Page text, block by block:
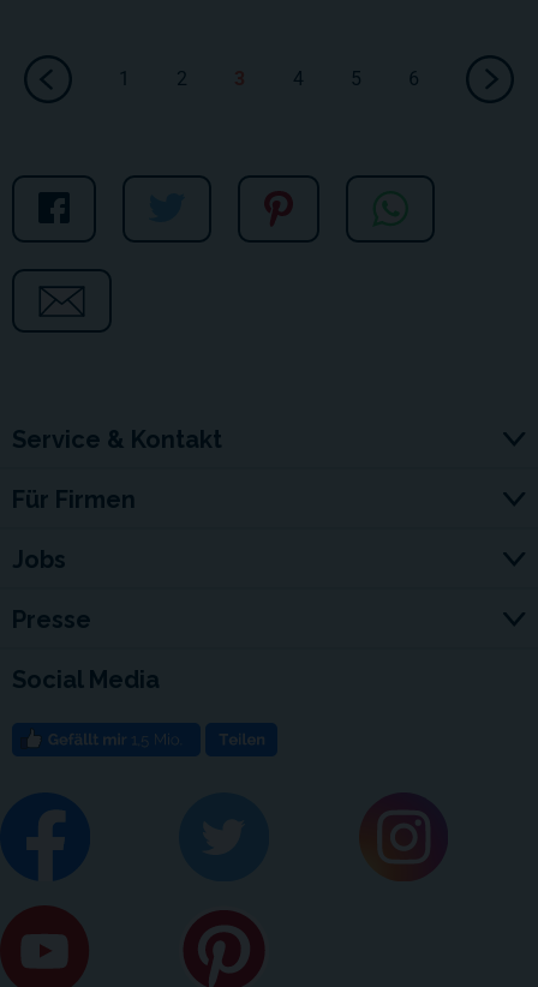
1 2 4 5 6
Service & Kontakt
Für Firmen
Jobs
Presse
Social Media